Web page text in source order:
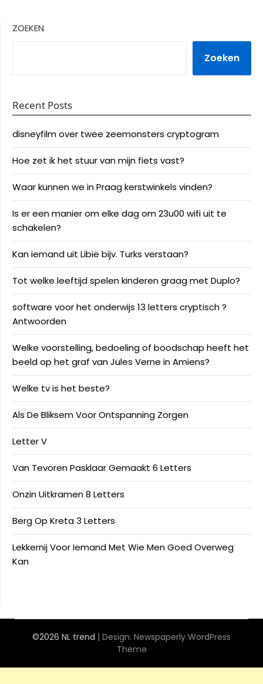
ZOEKEN
Zoeken
Recent Posts
disneyfilm over twee zeemonsters cryptogram
Hoe zet ik het stuur van mijn fiets vast?
Waar kunnen we in Praag kerstwinkels vinden?
Is er een manier om elke dag om 23u00 wifi uit te
schakelen?
Kan iemand uit Libië bijv. Turks verstaan?
Tot welke leeftijd spelen kinderen graag met Duplo?
software voor het onderwijs 13 letters cryptisch ?
Antwoorden
Welke voorstelling, bedoeling of boodschap heeft het
beeld op het graf van Jules Verne in Amiens?
Welke tv is het beste?
Als De Bliksem Voor Ontspanning Zorgen
Letter V
Van Tevoren Pasklaar Gemaakt 6 Letters
Onzin Uitkramen 8 Letters
Berg Op Kreta 3 Letters
Lekkernij Voor Iemand Met Wie Men Goed Overweg
Kan
©2026 NL trend | Design: Newspaperly WordPress
Theme